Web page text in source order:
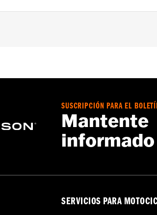
con cremallera,Cremallera interior,
SUSCRIPCIÓN PARA EL
Mantente
informado
SERVICIOS PARA